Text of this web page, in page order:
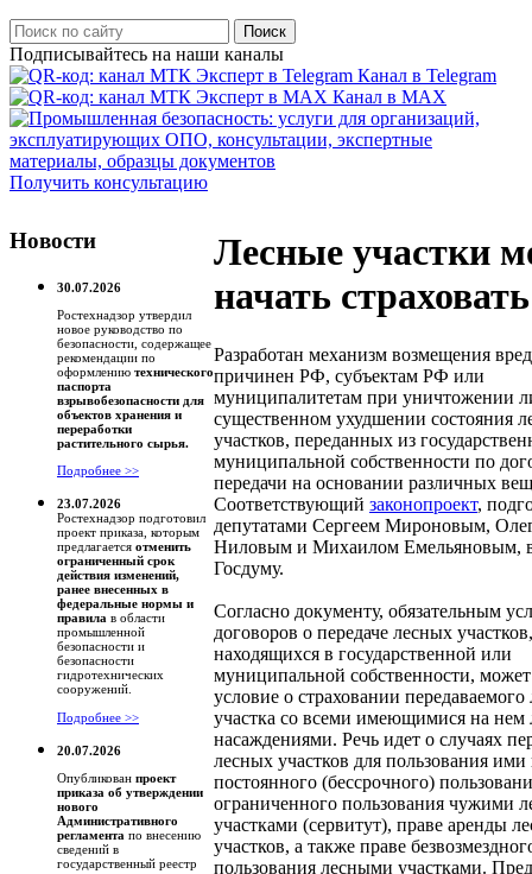
Поиск
Подписывайтесь на наши каналы
Канал в Telegram
Канал в MAX
Получить консультацию
Новости
30.07.2026
Ростехнадзор утвердил
новое руководство по
безопасности, содержащее
рекомендации по
оформлению технического
паспорта
взрывобезопасности для
объектов хранения и
переработки
растительного сырья.
Подробнее >>
23.07.2026
Ростехнадзор подготовил
проект приказа, которым
предлагается отменить
ограниченный срок
действия изменений,
ранее внесенных в
федеральные нормы и
правила в области
промышленной
безопасности и
безопасности
гидротехнических
сооружений.
Подробнее >>
20.07.2026
Опубликован проект
приказа об утверждении
нового
Административного
регламента по внесению
сведений в
государственный реестр
Лесные участки
начать страховать
Разработан механизм возмещения
причинен РФ, субъектам РФ или
муниципалитетам при уничтожении
существенном ухудшении состояния
участков, переданных из
муниципальной собственности по
передачи на основании различных
Соответствующий законопроект,
депутатами Сергеем Мироновым,
Ниловым и Михаилом Емельяновым,
Госдуму.
Согласно документу, обязательным
договоров о передаче лесных участков,
находящихся в государственной или
муниципальной собственности, может
условие о страховании передаваемого
участка со всеми имеющимися на
насаждениями. Речь идет о случаях
лесных участков для пользования ими
постоянного (бессрочного)
ограниченного пользования чужими
участками (сервитут), праве аренды
участков, а также праве
пользования лесными участками.